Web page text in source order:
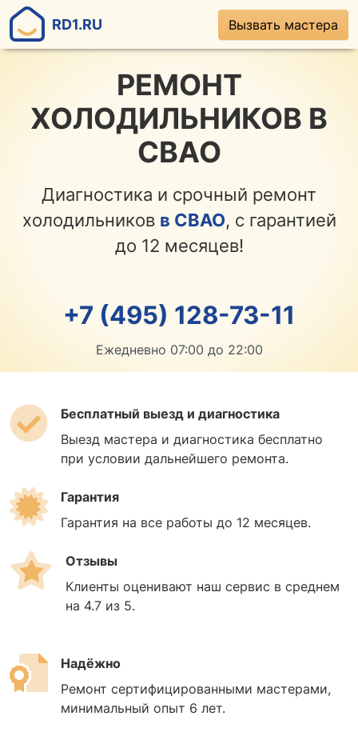
RD1.RU Вызвать мастера
РЕМОНТ
ХОЛОДИЛЬНИКОВ В
СВАО
Диагностика и срочный ремонт
холодильников в СВАО, с гарантией
до 12 месяцев!
+7 (495) 128-73-11
Ежедневно 07:00 до 22:00
Бесплатный выезд и диагностика
Выезд мастера и диагностика бесплатно
при условии дальнейшего ремонта.
Гарантия
Гарантия на все работы до 12 месяцев.
Отзывы
Клиенты оценивают наш сервис в среднем
на 4.7 из 5.
Надёжно
Ремонт сертифицированными мастерами,
минимальный опыт 6 лет.